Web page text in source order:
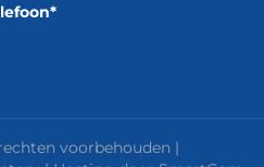
voorbehouden |